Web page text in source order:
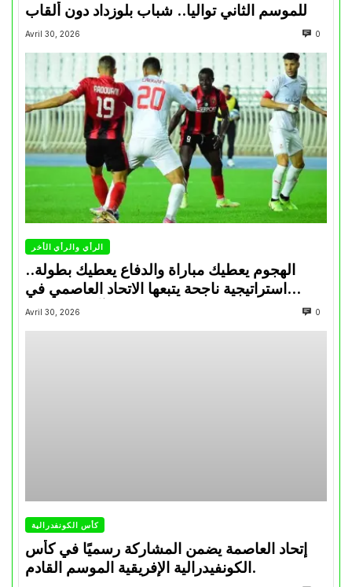
للموسم الثاني تواليا.. شباب بلوزداد دون ألقاب
Avril 30, 2026 0
الرأي والرأي الأخر
الهجوم يعطيك مباراة والدفاع يعطيك بطولة..
استراتيجية ناجحة يتبعها الاتحاد العاصمي في
تتويجاته آخر السنوات
Avril 30, 2026 0
كأس الكونفدرالية
إتحاد العاصمة يضمن المشاركة رسميًا في كأس
الكونفيدرالية الإفريقية الموسم القادم.